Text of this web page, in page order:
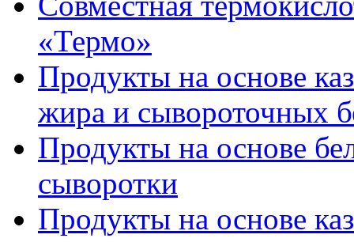
«Термо»
Продукты на основе
жира и сывороточных
Продукты на основе
сыворотки
Продукты на основе